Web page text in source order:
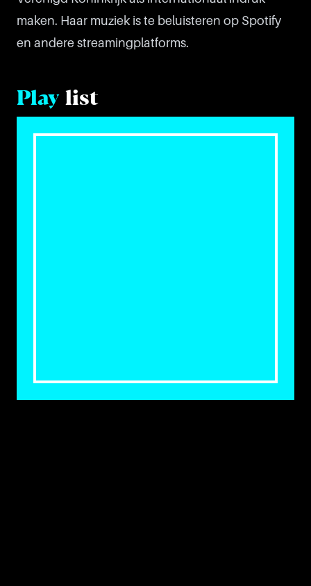
maken. Haar muziek is te beluisteren op Spotify
en andere streamingplatforms.
Play list